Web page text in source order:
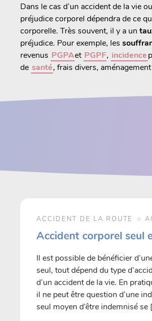
Dans le cas d’un accident de la vie
préjudice corporel dépendra de ce
corporelle. Très souvent, il y a un
préjudice. Pour exemple, les
revenus PGPAet PGPF, incidence
de santé, frais divers,
ACCIDENT DE LA ROUTE
Accident corporel seul
Il est possible de bénéficier
seul, tout dépend du type
d’un accident de la vie. En
il ne peut être question d’une
seul moyen d’être indemnisé se